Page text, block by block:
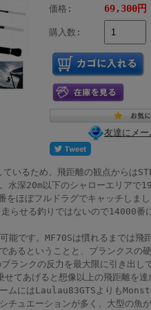
価格: 69,300
購入数:
友達にメ
ているため、飛距離の観点からは
水深20m以下のシャローエリアで
ほぼフルドラグでキャッチしま
らせる釣りではないので14000番
です。MF70Sは慣れるまでは飛
あるということと、ブランクスの
ランクの反力を最大限に引き出し
てあげると想像以上の飛距離を
ームにはLaulau83GTSよりも
チュエーションが多く、大型の魚